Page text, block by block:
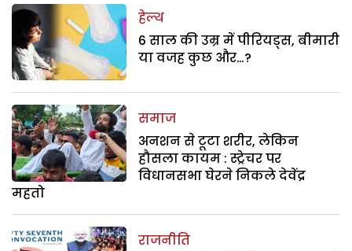
हेल्थ
6 साल की उम्र में पीरियड्स, बीमारी
या वजह कुछ और…?
समाज
अनशन से टूटा शरीर, लेकिन
हौसला कायम : स्ट्रेचर पर
विधानसभा घेरने निकले देवेंद्र
महतो
राजनीति